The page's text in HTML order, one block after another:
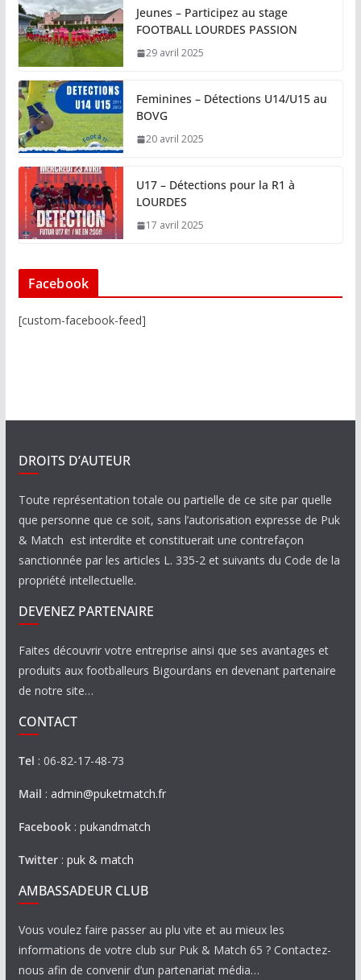
Jeunes – Participez au stage
FOOTBALL LOURDES PASSION
29 avril 2025
Feminines – Détections U14/U15 au
BOVG
20 avril 2025
U17 – Détections pour la R1 à
LOURDES
17 avril 2025
Facebook
[custom-facebook-feed]
DROITS D’AUTEUR
Toute représentation totale ou partielle de ce site par quelle
que personne que ce soit, sans l’autorisation expresse de Puk
& Match est interdite et constituerait une contrefaçon
sanctionnée par les articles L. 335-2 et suivants du Code de la
propriété intellectuelle.
DEVENEZ PARTENAIRE
Faites découvrir votre entreprise ainsi que ses avantages et
produits aux footballeurs Bigourdans en devenant partenaire
de notre site…
CONTACT
Tel : 06-82-17-48-73
Mail : admin@puketmatch.fr
Facebook: pukandmatch
Twitter: puk & match
AMBASSADEUR CLUB
Vous voulez faire passer au plu vite et au mieux les
informations de votre club sur Puk & Match 65 ? Contactez-
nous afin de convenir d’un partenariat média…